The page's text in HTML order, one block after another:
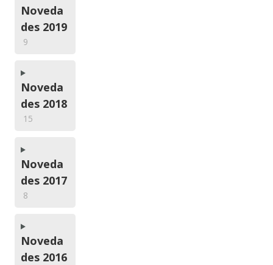
Noveda
des 2019
9
Noveda
des 2018
15
Noveda
des 2017
8
Noveda
des 2016